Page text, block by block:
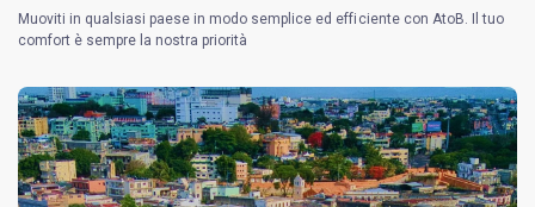
Muoviti in qualsiasi paese in modo semplice ed efficiente con AtoB. Il tuo
comfort è sempre la nostra priorità